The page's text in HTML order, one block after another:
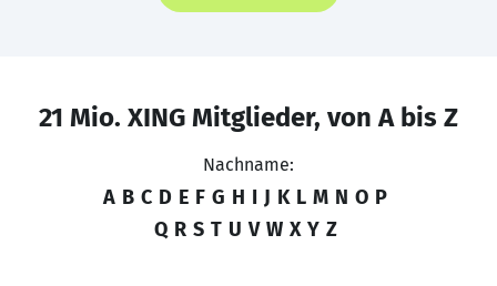
21 Mio. XING Mitglieder, von A bis Z
Nachname:
A B C D E F G H I J K L M N O P
Q R S T U V W X Y Z